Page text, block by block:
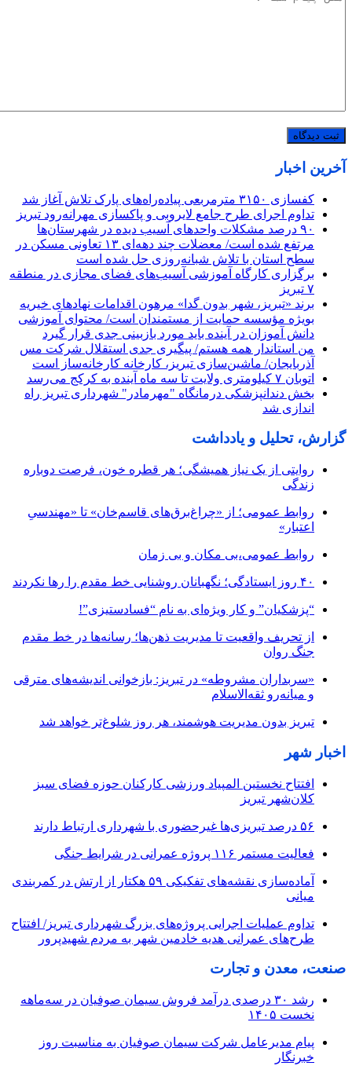
آخرین اخبار
کفسازی ۳۱۵۰ مترمربعی پیاده‌راه‌های پارک تلاش آغاز شد
تداوم اجرای طرح جامع لایروبی و پاکسازی مهرانه‌رود تبریز
٩٠ درصد مشکلات واحدهای آسیب دیده در شهرستان‌ها
مرتفع شده است/ معضلات چند دهه‌ای ١٣ تعاونی مسکن در
سطح استان با تلاش شبانه‌روزی حل شده است
برگزاری کارگاه آموزشی آسیب‌های فضای مجازی در منطقه
۷ تبریز
برند «تبریز، شهر بدون گدا» مرهون اقدامات نهادهای خیریه
بویژه مؤسسه حمایت از مستمندان است/ محتوای آموزشی
دانش آموزان در آینده باید مورد بازبینی جدی قرار گیرد
من استاندار همه هستم/ پیگیری جدی استقلال شرکت مس
آذربایجان/ ماشین‌سازی تبریز، کارخانه کارخانه‌ساز است
اتوبان ۷ کیلومتری ولایت تا سه ماه آینده به کرکج می‌رسد
بخش دندانپزشکی درمانگاه "مهرمادر" شهرداری تبریز راه
اندازی شد
گزارش، تحلیل و یادداشت
روایتی از یک نیاز همیشگی؛ هر قطره خون، فرصت دوباره
زندگی
روابط عمومی؛ از «چراغ‌برق‌های قاسم‌خان» تا «مهندسیِ
اعتبار»
روابط عمومی،بی مکان و بی زمان
۴۰ روز ایستادگی؛ نگهبانان روشنایی خط مقدم را رها نکردند
“پزشکیان” و کار ویژه‌ای به نام “فسادستیزی”!
از تحریف واقعیت تا مدیریت ذهن‌ها؛ رسانه‌ها در خط مقدم
جنگ روان
«سربداران مشروطه» در تبریز: بازخوانی اندیشه‌های مترقی
و میانه‌رو ثقه‌الاسلام
تبریز بدون مدیریت هوشمند، هر روز شلوغ‌تر خواهد شد
اخبار شهر
افتتاح نخستین المپیاد ورزشی کارکنان حوزه فضای سبز
کلان‌شهر تبریز
۵۶ درصد تبریزی‌ها غیرحضوری با شهرداری ارتباط دارند
فعالیت مستمر ۱۱۶ پروژه عمرانی در شرایط جنگی
آماده‌سازی نقشه‌های تفکیکی ۵۹ هکتار از ارتش در کمربندی
میانی
تداوم عملیات اجرایی پروژه‌های بزرگ شهرداری تبریز/ افتتاح
طرح‌های عمرانی هدیه خادمین شهر به مردم شهیدپرور
صنعت، معدن و تجارت
رشد ۳۰ درصدی درآمد فروش سیمان صوفیان در سه‌ماهه
نخست ۱۴۰۵
پیام مدیرعامل شرکت سیمان صوفیان به مناسبت روز
خبرنگار